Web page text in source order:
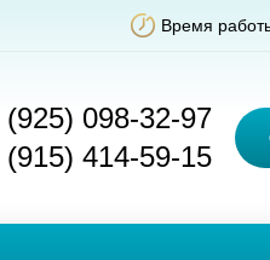
Время
(925) 098-32-97
(915) 414-59-15